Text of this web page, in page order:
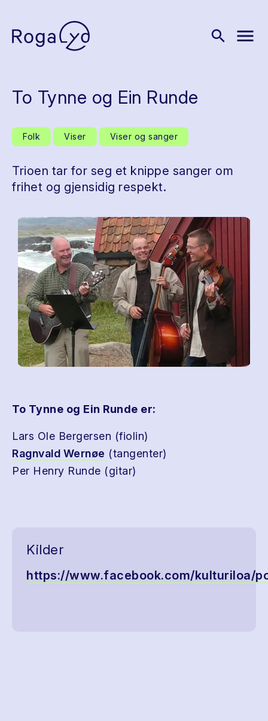
search menu
To Tynne og Ein Runde
Folk Viser Viser og sanger
Trioen tar for seg et knippe sanger om
frihet og gjensidig respekt.
To Tynne og Ein Runde er:
Lars Ole Bergersen (fiolin)
Ragnvald Wernøe (tangenter)
Per Henry Runde (gitar)
Kilder
https://www.facebook.com/kulturiloa/